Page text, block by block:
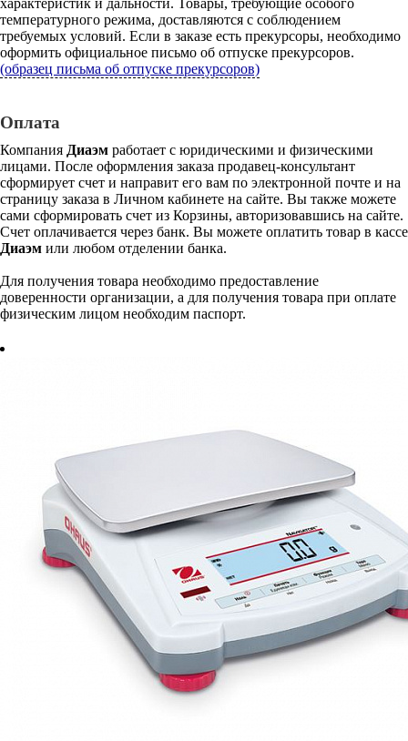
характеристик и дальности. Товары, требующие особого
температурного режима, доставляются с соблюдением
требуемых условий. Если в заказе есть прекурсоры, необходимо
оформить официальное письмо об отпуске прекурсоров.
(образец письма об отпуске прекурсоров)
Оплата
Компания Диаэм работает с юридическими и физическими
лицами. После оформления заказа продавец-консультант
сформирует счет и направит его вам по электронной почте и на
страницу заказа в Личном кабинете на сайте. Вы также можете
сами сформировать счет из Корзины, авторизовавшись на сайте.
Счет оплачивается через банк. Вы можете оплатить товар в кассе
Диаэм или любом отделении банка.
Для получения товара необходимо предоставление
доверенности организации, а для получения товара при оплате
физическим лицом необходим паспорт.